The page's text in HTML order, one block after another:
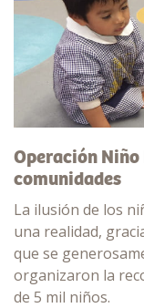
Operación Niño
comunidades
La ilusión de los
una realidad,
que se
organizaron la
de 5 mil niños.